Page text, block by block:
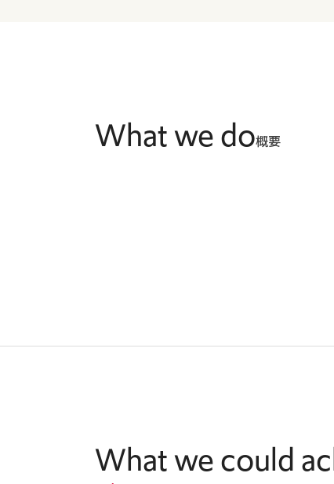
What we do概要
What we could